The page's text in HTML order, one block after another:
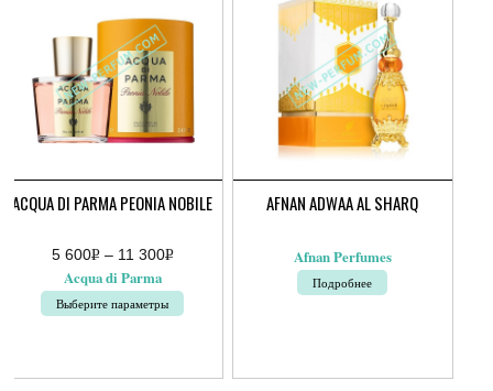
ACQUA DI PARMA PEONIA NOBILE
5 600Р
УБ.
– 11 300Р
600руб.
Acqua di Parma
Выберите параметры
имеет
AFNAN ADWAA AL SHARQ
Afnan Perfumes
Подробнее